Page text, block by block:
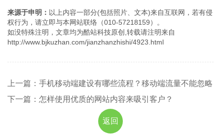
来源于申明： 以上内容一部分(包括照片、文本)来自互联网，若有侵
权行为，请立即与本网站联络（010-57218159）。
如没特殊注明，文章均为酷站科技原创,转载请注明来自
http://www.bjkuzhan.com/jianzhanzhishi/4923.html
上一篇：手机移动端建设有哪些流程？移动端流量不能忽略
下一篇：怎样使用优质的网站内容来吸引客户？
返回